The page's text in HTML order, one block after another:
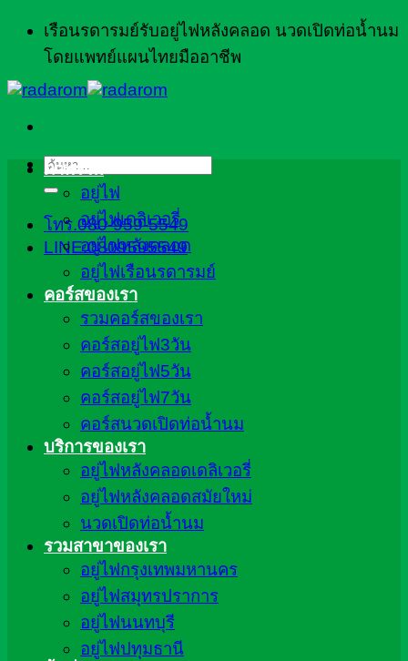
ข้าม
ยัง
เรือนรดารมย์รับอยู่ไฟหลังคลอด นวดเปิดท่อน้ำนม
โดยแพทย์แผนไทยมืออาชีพ
ค้นหา:
โทร.080-959-5549
LINE:0809595549
ภาพรวม
อยู่ไฟ
อยู่ไฟเดลิเวอรี่
อยู่ไฟหลังคลอด
อยู่ไฟเรือนรดารมย์
คอร์สของเรา
รวมคอร์สของเรา
คอร์สอยู่ไฟ3วัน
คอร์สอยู่ไฟ5วัน
คอร์สอยู่ไฟ7วัน
คอร์สนวดเปิดท่อน้ำนม
บริการของเรา
อยู่ไฟหลังคลอดเดลิเวอรี่
อยู่ไฟหลังคลอดสมัยใหม่
นวดเปิดท่อน้ำนม
รวมสาขาของเรา
อยู่ไฟกรุงเทพมหานคร
อยู่ไฟสมุทรปราการ
อยู่ไฟนนทบุรี
อยู่ไฟปทุมธานี